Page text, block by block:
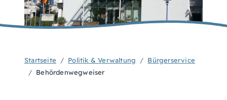
Startseite Politik & Verwaltung
Bürgerservice
Behördenwegweiser